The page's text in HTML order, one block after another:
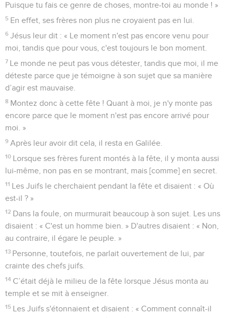
Puisque tu fais ce genre de choses, montre-toi au monde ! »
5 En effet, ses frères non plus ne croyaient pas en lui.
6 Jésus leur dit : « Le moment n'est pas encore venu pour
moi, tandis que pour vous, c'est toujours le bon moment.
7 Le monde ne peut pas vous détester, tandis que moi, il me
déteste parce que je témoigne à son sujet que sa manière
d’agir est mauvaise.
8 Montez donc à cette fête ! Quant à moi, je n'y monte pas
encore parce que le moment n'est pas encore arrivé pour
moi. »
9 Après leur avoir dit cela, il resta en Galilée.
10 Lorsque ses frères furent montés à la fête, il y monta aussi
lui-même, non pas en se montrant, mais [comme] en secret.
11 Les Juifs le cherchaient pendant la fête et disaient : « Où
est-il ? »
12 Dans la foule, on murmurait beaucoup à son sujet. Les uns
disaient : « C'est un homme bien. » D'autres disaient : « Non,
au contraire, il égare le peuple. »
13 Personne, toutefois, ne parlait ouvertement de lui, par
crainte des chefs juifs.
14 C’était déjà le milieu de la fête lorsque Jésus monta au
temple et se mit à enseigner.
15 Les Juifs s'étonnaient et disaient : « Comment connaît-il